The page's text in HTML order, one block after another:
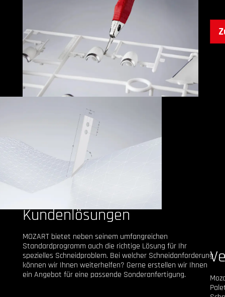
Kundenlösungen
MOZART bietet neben seinem umfangreichen
Standardprogramm auch die richtige Lösung für Ihr
spezielles Schneidproblem. Bei welcher Schneidanforderung
können wir Ihnen weiterhelfen? Gerne erstellen wir Ihnen
ein Angebot für eine passende Sonderanfertigung.